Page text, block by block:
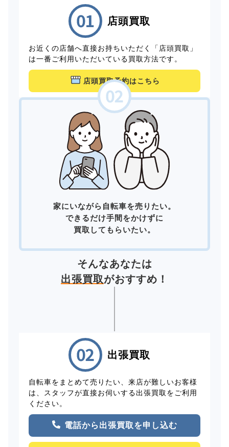
店頭買取
お近くの店舗へ直接お持ちいただく「店頭買取」
は一番ご利用いただいている買取方法です。
店頭買取予約はこちら
家にいながら自転車を売りたい。
できるだけ手間をかけずに
買取してもらいたい。
そんなあなたは
出張買取がおすすめ！
出張買取
自転車をまとめて売りたい、来店が難しいお客様
は、スタッフが直接お伺いする出張買取をご利用
ください。
電話から出張買取を申し込む